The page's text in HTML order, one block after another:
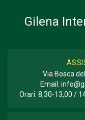
Gilena
Via Bosca
Email:
Orari: 8,30-13,00 /